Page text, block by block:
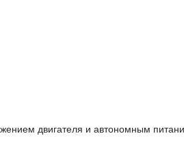
двигателя и автономным